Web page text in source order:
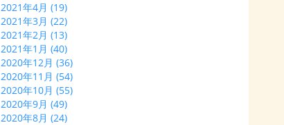
2021年4月 (19)
2021年3月 (22)
2021年2月 (13)
2021年1月 (40)
2020年12月 (36)
2020年11月 (54)
2020年10月 (55)
2020年9月 (49)
2020年8月 (24)